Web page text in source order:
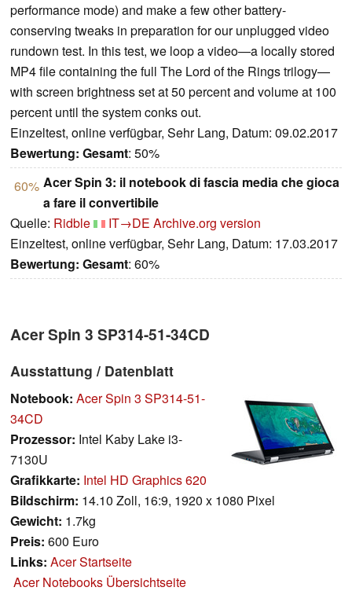
performance mode) and make a few other battery-
conserving tweaks in preparation for our unplugged video
rundown test. In this test, we loop a video—a locally stored
MP4 file containing the full The Lord of the Rings trilogy—
with screen brightness set at 50 percent and volume at 100
percent until the system conks out.
Einzeltest, online verfügbar, Sehr Lang, Datum: 09.02.2017
Bewertung: Gesamt: 50%
60% Acer Spin 3: il notebook di fascia media che gioca
a fare il convertibile
Quelle: Ridble IT→DE Archive.org version
Einzeltest, online verfügbar, Sehr Lang, Datum: 17.03.2017
Bewertung: Gesamt: 60%
Acer Spin 3 SP314-51-34CD
Ausstattung / Datenblatt
Notebook: Acer Spin 3 SP314-51-
34CD
Prozessor: Intel Kaby Lake i3-
7130U
Grafikkarte: Intel HD Graphics 620
Bildschirm: 14.10 Zoll, 16:9, 1920 x 1080 Pixel
Gewicht: 1.7kg
Preis: 600 Euro
Links: Acer Startseite
Acer Notebooks Übersichtseite